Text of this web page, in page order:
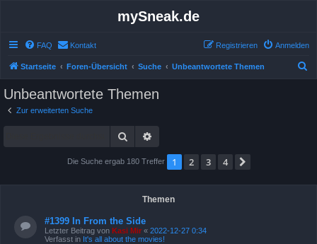
mySneak.de
FAQ Kontakt Anmelden
Registrieren
Startseite Foren-Übersicht Suche Unbeantwortete Themen
Unbeantwortete Themen
Zur erweiterten Suche
Suche
Die Suche ergab 180 Treffer 1 2 3 4
Themen
#1399 In From the Side
Letzter Beitrag von Kasi Mir « 2022-12-27 0:34
Verfasst in It's all about the movies!